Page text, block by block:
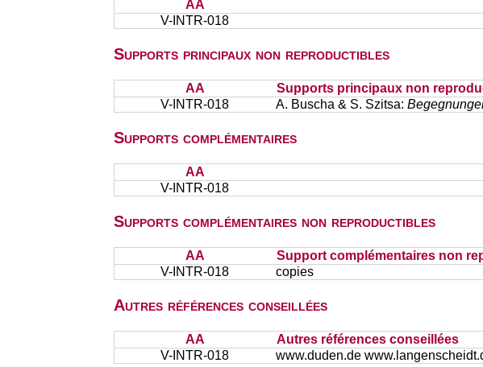
AA
V-INTR-018
Supports principaux non reproductibles
AA
Supports principaux non
V-INTR-018
A. Buscha & S. Szitsa:
Supports complémentaires
AA
V-INTR-018
Supports complémentaires non reproductibles
AA
Support complémentaires non
V-INTR-018
copies
Autres références conseillées
AA
Autres références conseillées
V-INTR-018
www.duden.de